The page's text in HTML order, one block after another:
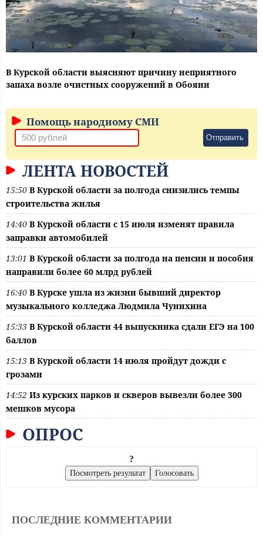
В Курской области выясняют причину неприятного
запаха возле очистных сооружений в Обояни
Помощь народному СМИ
Отправить
ЛЕНТА НОВОСТЕЙ
15:50 В Курской области за полгода снизились темпы
строительства жилья
14:40 В Курской области с 15 июля изменят правила
заправки автомобилей
13:01 В Курской области за полгода на пенсии и пособия
направили более 60 млрд рублей
16:40 В Курске ушла из жизни бывший директор
музыкального колледжа Людмила Чунихина
15:33 В Курской области 44 выпускника сдали ЕГЭ на 100
баллов
15:13 В Курской области 14 июля пройдут дожди с
грозами
14:52 Из курских парков и скверов вывезли более 300
мешков мусора
ОПРОС
?
ПОСЛЕДНИЕ КОММЕНТАРИИ